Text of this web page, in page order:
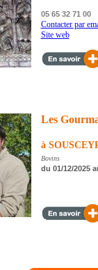
05 65 32 71 00
Contacter par
Site web
Les
à
Bovins
du 01/12/2025